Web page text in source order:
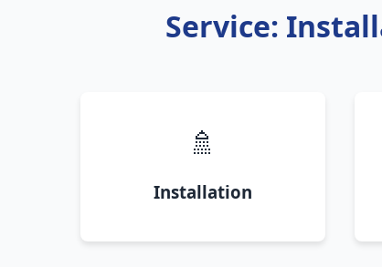
Service:
🚿
Installation